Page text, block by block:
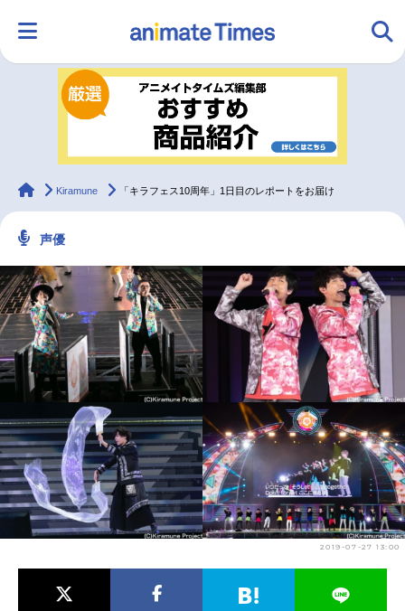
ランキング アニメ
ラジオ
2.5次元 配信・Vtuber トレンド 無料マンガ
最新記事一覧
アニメ記事一覧 声優記事一覧
アニメ映画一覧 実写化映画一覧
今期アニメ曜日別一覧
春アニメ 夏アニメ
男性声優/女性声優一覧
animateTimes
Kiramune 「キラフェス10周年」1日目のレポートをお届け
声優
2019-07-27 13:00